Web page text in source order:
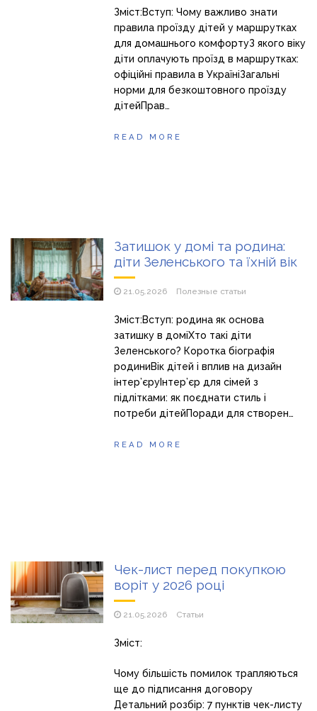
Зміст:Вступ: Чому важливо знати
правила проїзду дітей у маршрутках
для домашнього комфортуЗ якого віку
діти оплачують проїзд в маршрутках:
офіційні правила в УкраїніЗагальні
норми для безкоштовного проїзду
дітейПрав…
READ MORE
Затишок у домі та родина:
діти Зеленського та їхній вік
21.05.2026 Полезные статьи
Зміст:Вступ: родина як основа
затишку в доміХто такі діти
Зеленського? Коротка біографія
родиниВік дітей і вплив на дизайн
інтер’єруІнтер’єр для сімей з
підлітками: як поєднати стиль і
потреби дітейПоради для створен…
READ MORE
Чек-лист перед покупкою
воріт у 2026 році
21.05.2026 Статьи
Зміст:
Чому більшість помилок трапляються
ще до підписання договору
Детальний розбір: 7 пунктів чек-листу